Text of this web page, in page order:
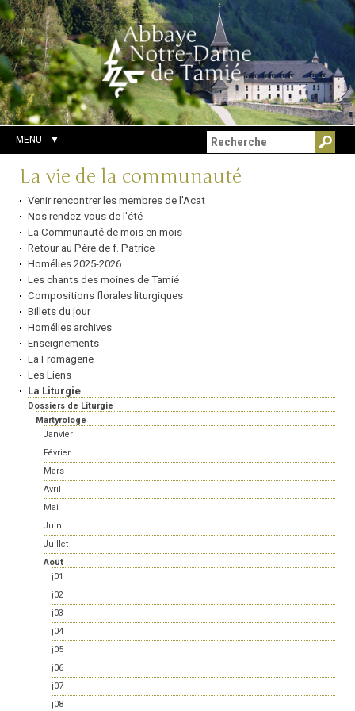
Aller
au
contenu.
|
Aller
à
la
navigation
Outils
personnels
Chercher par
Recherche
avancée…
MENU
Navigation
La vie de la communauté
Venir rencontrer les membres de l'Acat
Nos rendez-vous de l'été
La Communauté de mois en mois
Retour au Père de f. Patrice
Homélies 2025-2026
Les chants des moines de Tamié
Compositions florales liturgiques
Billets du jour
Homélies archives
Enseignements
La Fromagerie
Les Liens
La Liturgie
Dossiers de Liturgie
Martyrologe
Janvier
Février
Mars
Avril
Mai
Juin
Juillet
Août
j01
j02
j03
j04
j05
j06
j07
j08